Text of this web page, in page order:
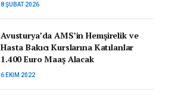
8 ŞUBAT 2026
Avusturya’da AMS’in Hemşirelik ve
Hasta Bakıcı Kurslarına Katılanlar
1.400 Euro Maaş Alacak
6 EKIM 2022